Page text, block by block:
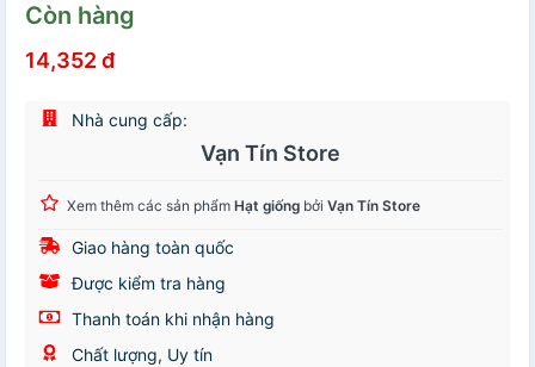
Còn hàng
14,352 đ
Nhà cung cấp:
Vạn Tín Store
Xem thêm các sản phẩm Hạt giống bởi Vạn Tín Store
Giao hàng toàn quốc
Được kiểm tra hàng
Thanh toán khi nhận hàng
Chất lượng, Uy tín